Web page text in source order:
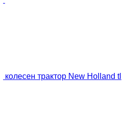
колесен трактор New Holland tl